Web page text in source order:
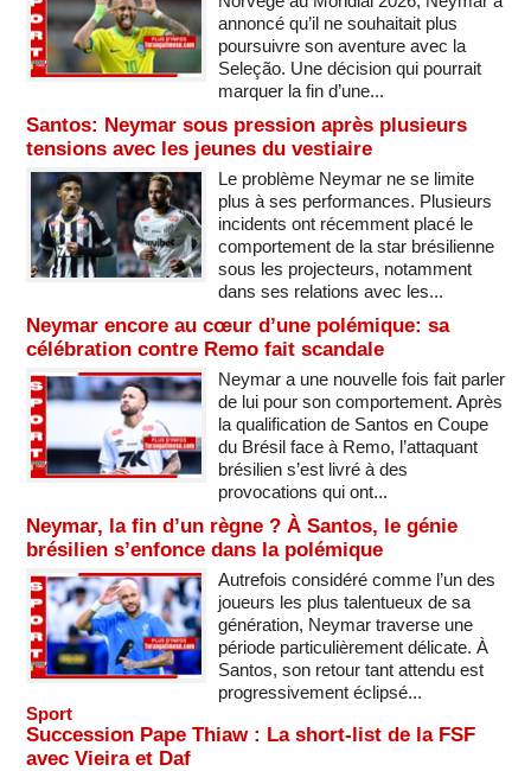
annoncé qu’il ne souhaitait plus
poursuivre son aventure avec la
Seleção. Une décision qui pourrait
marquer la fin d’une...
Santos: Neymar sous pression après plusieurs
tensions avec les jeunes du vestiaire
Le problème Neymar ne se limite
plus à ses performances. Plusieurs
incidents ont récemment placé le
comportement de la star brésilienne
sous les projecteurs, notamment
dans ses relations avec les...
Neymar encore au cœur d’une polémique: sa
célébration contre Remo fait scandale
Neymar a une nouvelle fois fait parler
de lui pour son comportement. Après
la qualification de Santos en Coupe
du Brésil face à Remo, l’attaquant
brésilien s’est livré à des
provocations qui ont...
Neymar, la fin d’un règne ? À Santos, le génie
brésilien s’enfonce dans la polémique
Autrefois considéré comme l’un des
joueurs les plus talentueux de sa
génération, Neymar traverse une
période particulièrement délicate. À
Santos, son retour tant attendu est
progressivement éclipsé...
Sport
Succession Pape Thiaw : La short-list de la FSF
avec Vieira et Daf